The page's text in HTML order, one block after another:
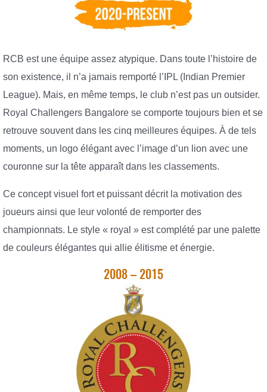
RCB est une équipe assez atypique. Dans toute l’histoire de
son existence, il n’a jamais remporté l’IPL (Indian Premier
League). Mais, en même temps, le club n’est pas un outsider.
Royal Challengers Bangalore se comporte toujours bien et se
retrouve souvent dans les cinq meilleures équipes. À de tels
moments, un logo élégant avec l’image d’un lion avec une
couronne sur la tête apparaît dans les classements.
Ce concept visuel fort et puissant décrit la motivation des
joueurs ainsi que leur volonté de remporter des
championnats. Le style « royal » est complété par une palette
de couleurs élégantes qui allie élitisme et énergie.
2008 – 2015